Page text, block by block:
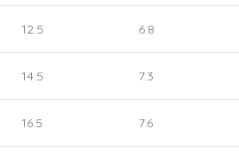
12.5 6.8
14.5 7.3
16.5 7.6